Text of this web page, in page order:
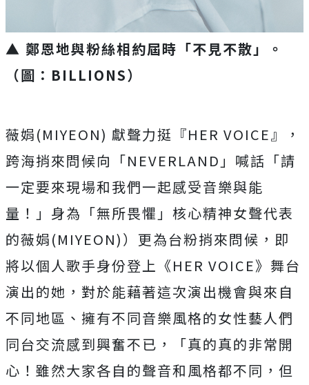
▲ 鄭恩地與粉絲相約屆時「不見不散」。
（圖：BILLIONS）
薇娟(MIYEON) 獻聲力挺『HER VOICE』，
跨海捎來問候向「NEVERLAND」喊話「請
一定要來現場和我們一起感受音樂與能
量！」身為「無所畏懼」核心精神女聲代表
的薇娟(MIYEON)）更為台粉捎來問候，即
將以個人歌手身份登上《HER VOICE》舞台
演出的她，對於能藉著這次演出機會與來自
不同地區、擁有不同音樂風格的女性藝人們
同台交流感到興奮不已，「真的真的非常開
心！雖然大家各自的聲音和風格都不同，但